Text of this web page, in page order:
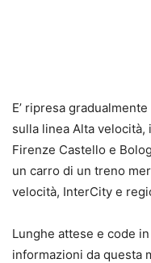
E’ ripresa
sulla linea Alta
Firenze Castello e
un carro di un treno
velocità, InterCity e
Lunghe attese e code
informazioni da questa